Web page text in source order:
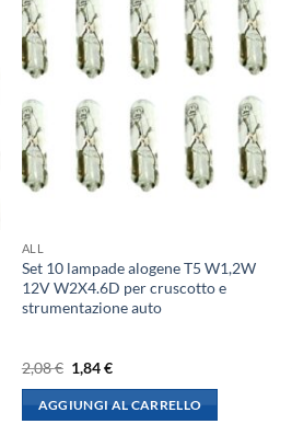
ALL
Set 10 lampade alogene T5 W1,2W
12V W2X4.6D per cruscotto e
strumentazione auto
2,08€ Il
prezzo
originale
era:
1,84€Il
attuale
è:
AGGIUNGI AL CARRELLO